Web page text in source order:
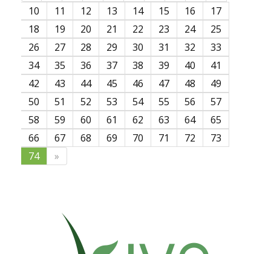
10
11 12 13 14 15 16
17
18
19 20 21 22 23 24
25
26
27 28 29 30 31 32
33
34
35 36 37 38 39 40
41
42
43 44 45 46 47 48
49
50
51 52 53 54 55 56
57
58
59 60 61 62 63 64
65
66
67 68 69 70 71 72
73
74
»